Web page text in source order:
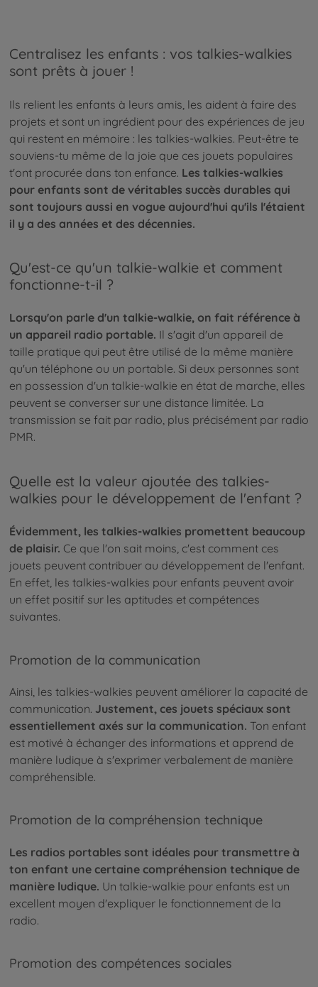
Centralisez les enfants : vos talkies-walkies
sont prêts à jouer !
Ils relient les enfants à leurs amis, les aident à faire des
projets et sont un ingrédient pour des expériences de jeu
qui restent en mémoire : les talkies-walkies. Peut-être te
souviens-tu même de la joie que ces jouets populaires
t'ont procurée dans ton enfance. Les talkies-walkies
pour enfants sont de véritables succès durables qui
sont toujours aussi en vogue aujourd'hui qu'ils l'étaient
il y a des années et des décennies.
Qu'est-ce qu'un talkie-walkie et comment
fonctionne-t-il ?
Lorsqu'on parle d'un talkie-walkie, on fait référence à
un appareil radio portable. Il s'agit d'un appareil de
taille pratique qui peut être utilisé de la même manière
qu'un téléphone ou un portable. Si deux personnes sont
en possession d'un talkie-walkie en état de marche, elles
peuvent se converser sur une distance limitée. La
transmission se fait par radio, plus précisément par radio
PMR.
Quelle est la valeur ajoutée des talkies-
walkies pour le développement de l'enfant ?
Évidemment, les talkies-walkies promettent beaucoup
de plaisir. Ce que l'on sait moins, c'est comment ces
jouets peuvent contribuer au développement de l'enfant.
En effet, les talkies-walkies pour enfants peuvent avoir
un effet positif sur les aptitudes et compétences
suivantes.
Promotion de la communication
Ainsi, les talkies-walkies peuvent améliorer la capacité de
communication. Justement, ces jouets spéciaux sont
essentiellement axés sur la communication. Ton enfant
est motivé à échanger des informations et apprend de
manière ludique à s'exprimer verbalement de manière
compréhensible.
Promotion de la compréhension technique
Les radios portables sont idéales pour transmettre à
ton enfant une certaine compréhension technique de
manière ludique. Un talkie-walkie pour enfants est un
excellent moyen d'expliquer le fonctionnement de la
radio.
Promotion des compétences sociales